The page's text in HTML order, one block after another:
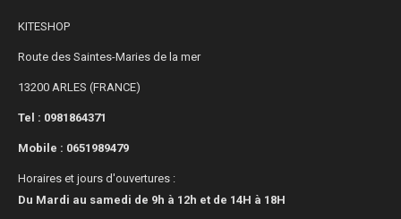
KITESHOP
Route des Saintes-Maries de la mer
13200 ARLES (FRANCE)
Tel : 0981864371
Mobile : 0651989479
Horaires et jours d'ouvertures :
Du Mardi au samedi de 9h à 12h et de 14H à 18H